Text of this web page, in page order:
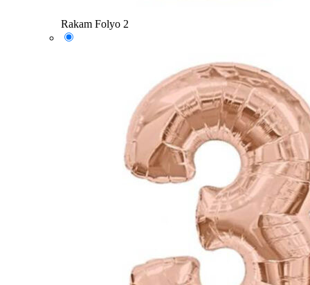
Rakam Folyo 2